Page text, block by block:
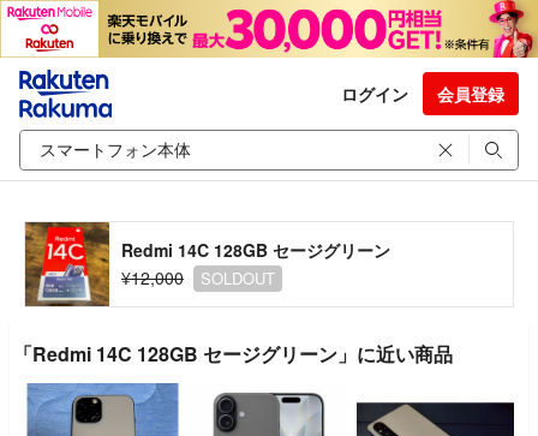
ログイン 会員登録
Redmi 14C 128GB セージグリーン
¥12,000
SOLDOUT
「Redmi 14C 128GB セージグリーン」に近い商品